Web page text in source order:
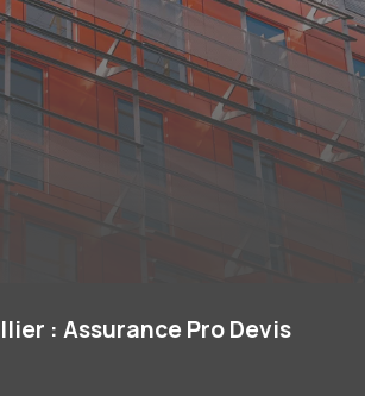
: Assurance Pro Devis